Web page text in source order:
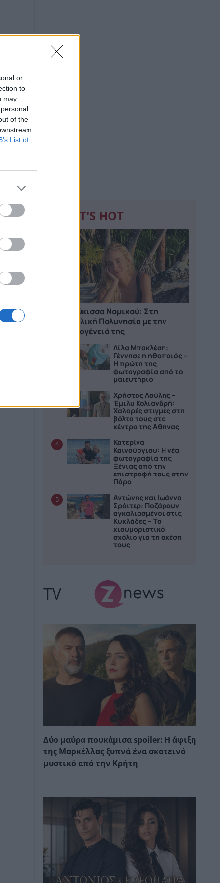
or
to
may
of the
List of
WHAT'S HOT
Δούκισσα Νομικού: Στη
Γαλλική Πολυνησία με την
οικογένειά της
Λίλα Μπακλέση:
Γέννησε η ηθοποιός –
Η πρώτη της
φωτογραφία από το
μαιευτήριο
Χρήστος Λούλης –
Έμιλυ Κολιανδρή:
Χαλαρές στιγμές στη
βόλτα τους στο
κέντρο της Αθήνας
4
Κατερίνα
Καινούργιου: Η νέα
φωτογραφία της
Ξένιας από την
επιστροφή τους στην
Πάρο
5
Αντώνης και Ιωάννα
Σρόιτερ: Ποζάρουν
αγκαλιασμένοι στις
Κυκλάδες – Το
χιουμοριστικό
σχόλιο για τη σχέση
τους
TV
Δύο μαύρα πουκάμισα spoiler: Η άφιξη
της Μαρκέλλας ξυπνά ένα σκοτεινό
μυστικό από την Κρήτη